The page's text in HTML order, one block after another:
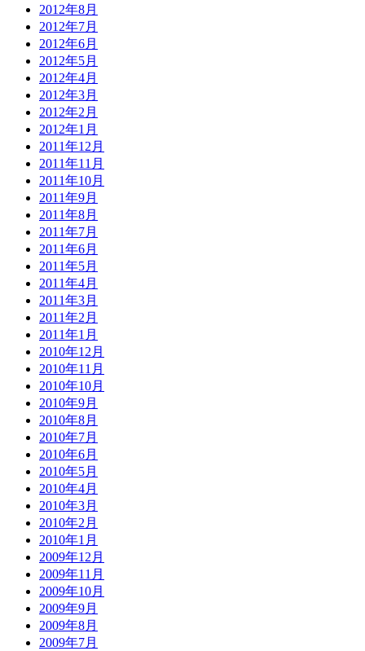
2012年8月
2012年7月
2012年6月
2012年5月
2012年4月
2012年3月
2012年2月
2012年1月
2011年12月
2011年11月
2011年10月
2011年9月
2011年8月
2011年7月
2011年6月
2011年5月
2011年4月
2011年3月
2011年2月
2011年1月
2010年12月
2010年11月
2010年10月
2010年9月
2010年8月
2010年7月
2010年6月
2010年5月
2010年4月
2010年3月
2010年2月
2010年1月
2009年12月
2009年11月
2009年10月
2009年9月
2009年8月
2009年7月